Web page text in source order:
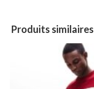
Produits similaires